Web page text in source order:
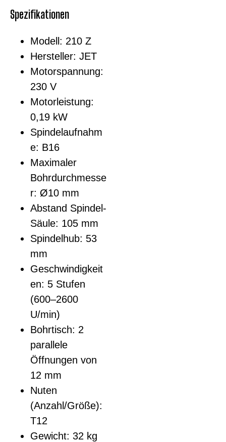
Spezifikationen
Modell: 210 Z
Hersteller: JET
Motorspannung:
230 V
Motorleistung:
0,19 kW
Spindelaufnahm
e: B16
Maximaler
Bohrdurchmesse
r: Ø10 mm
Abstand Spindel-
Säule: 105 mm
Spindelhub: 53
mm
Geschwindigkeit
en: 5 Stufen
(600–2600
U/min)
Bohrtisch: 2
parallele
Öffnungen von
12 mm
Nuten
(Anzahl/Größe):
T12
Gewicht: 32 kg